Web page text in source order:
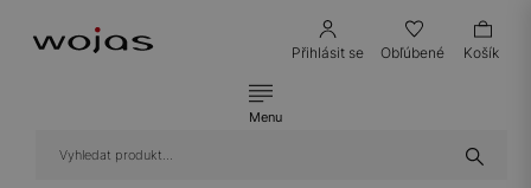
Přihlásit se Obľúbené Košík
Menu